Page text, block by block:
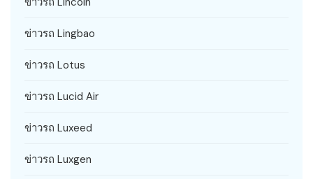
ข่าวรถ Lingbao
ข่าวรถ Lotus
ข่าวรถ Lucid Air
ข่าวรถ Luxeed
ข่าวรถ Luxgen